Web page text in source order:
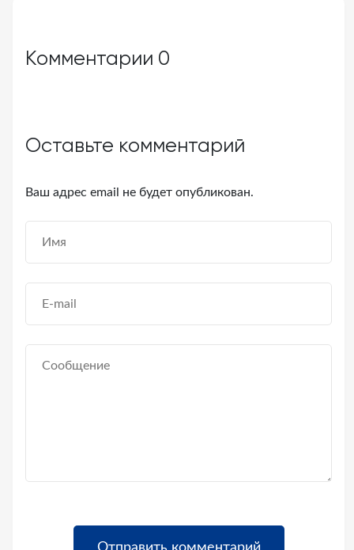
Комментарии 0
Оставьте комментарий
Ваш адрес email не будет опубликован.